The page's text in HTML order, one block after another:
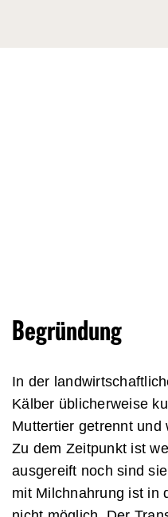
Begründung
In der
Kälber üblicherweise
Muttertier getrennt und
Zu dem Zeitpunkt ist
ausgereift noch sind
mit Milchnahrung ist in